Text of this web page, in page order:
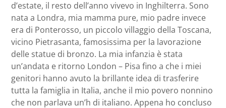
d’estate, il resto dell’anno vivevo in Inghilterra. Sono
nata a Londra, mia mamma pure, mio padre invece
era di Ponterosso, un piccolo villaggio della Toscana,
vicino Pietrasanta, famosissima per la lavorazione
delle statue di bronzo. La mia infanzia è stata
un’andata e ritorno London – Pisa fino a che i miei
genitori hanno avuto la brillante idea di trasferire
tutta la famiglia in Italia, anche il mio povero nonnino
che non parlava un’h di italiano. Appena ho concluso